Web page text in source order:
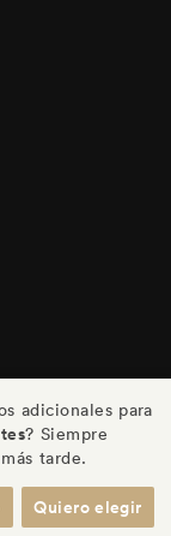
adicionales para
? Siempre
tarde.
Quiero elegir